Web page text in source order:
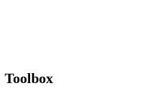
Toolbox